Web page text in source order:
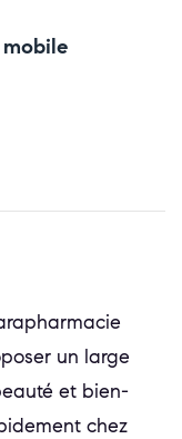
un large
et bien-
chez